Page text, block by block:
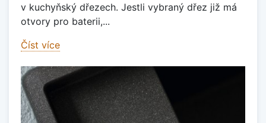
v kuchyňský dřezech. Jestli vybraný dřez již má
otvory pro baterii,...
Číst více